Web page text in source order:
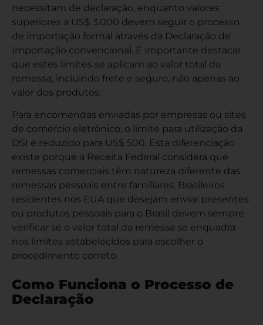
necessitam de declaração, enquanto valores
superiores a US$ 3.000 devem seguir o processo
de importação formal através da Declaração de
Importação convencional. É importante destacar
que estes limites se aplicam ao valor total da
remessa, incluindo frete e seguro, não apenas ao
valor dos produtos.
Para encomendas enviadas por empresas ou sites
de comércio eletrônico, o limite para utilização da
DSI é reduzido para US$ 500. Esta diferenciação
existe porque a Receita Federal considera que
remessas comerciais têm natureza diferente das
remessas pessoais entre familiares. Brasileiros
residentes nos EUA que desejam enviar presentes
ou produtos pessoais para o Brasil devem sempre
verificar se o valor total da remessa se enquadra
nos limites estabelecidos para escolher o
procedimento correto.
Como Funciona o Processo de
Declaração